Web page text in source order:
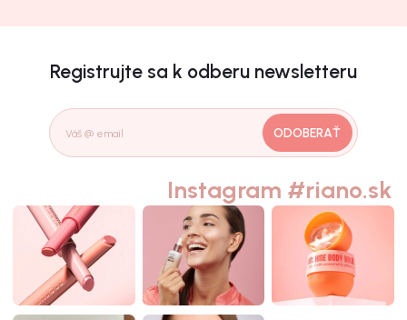
Registrujte sa k odberu newsletteru
ODOBERAŤ
Instagram #riano.sk